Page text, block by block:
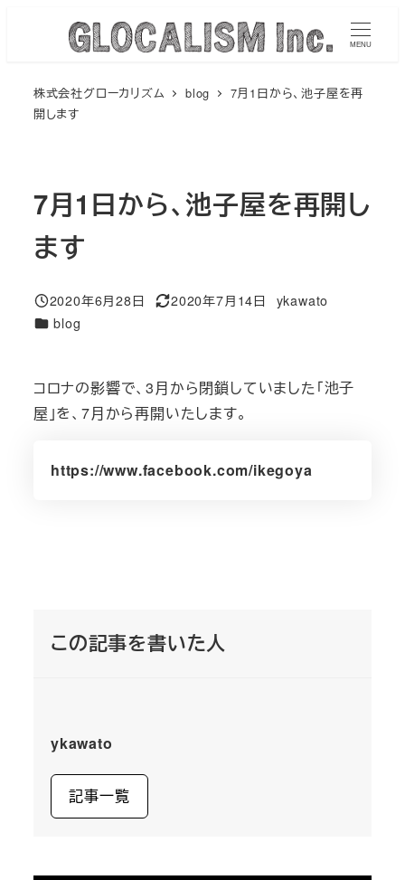
MENU
株式会社グローカリズム blog
7月1日から、池子屋を再
開します
7月1日から、池子屋を再開し
ます
投稿日
2020年6月28日
更新日
2020年7月14日
著
ykawato
カテゴリー
blog
コロナの影響で、3月から閉鎖していました「池子
屋」を、7月から再開いたします。
https://www.facebook.com/ikegoya
この記事を書いた人
ykawato
記事一覧